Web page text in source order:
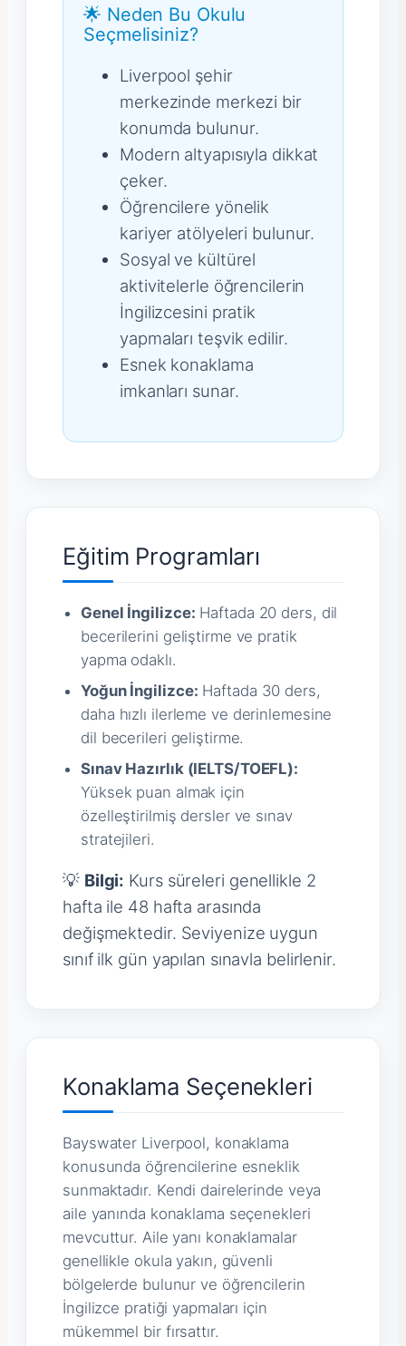
🌟 Neden Bu Okulu
Seçmelisiniz?
Liverpool şehir
merkezinde merkezi bir
konumda bulunur.
Modern altyapısıyla dikkat
çeker.
Öğrencilere yönelik
kariyer atölyeleri bulunur.
Sosyal ve kültürel
aktivitelerle öğrencilerin
İngilizcesini pratik
yapmaları teşvik edilir.
Esnek konaklama
imkanları sunar.
Eğitim Programları
Genel İngilizce: Haftada 20 ders, dil
becerilerini geliştirme ve pratik
yapma odaklı.
Yoğun İngilizce: Haftada 30 ders,
daha hızlı ilerleme ve derinlemesine
dil becerileri geliştirme.
Sınav Hazırlık (IELTS/TOEFL):
Yüksek puan almak için
özelleştirilmiş dersler ve sınav
stratejileri.
💡 Bilgi: Kurs süreleri genellikle 2
hafta ile 48 hafta arasında
değişmektedir. Seviyenize uygun
sınıf ilk gün yapılan sınavla belirlenir.
Konaklama Seçenekleri
Bayswater Liverpool, konaklama
konusunda öğrencilerine esneklik
sunmaktadır. Kendi dairelerinde veya
aile yanında konaklama seçenekleri
mevcuttur. Aile yanı konaklamalar
genellikle okula yakın, güvenli
bölgelerde bulunur ve öğrencilerin
İngilizce pratiği yapmaları için
mükemmel bir fırsattır.